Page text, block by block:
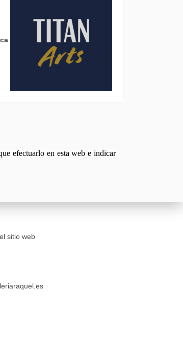
efectuarlo en esta web e indicar
sitio web